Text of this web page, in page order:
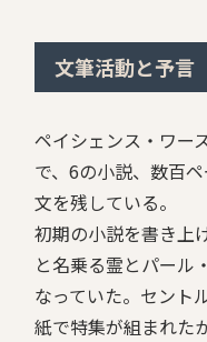
文筆活動と予言
ペイシェンス・ワー
で、6の小説、数百
文を残している。
初期の小説を書き上
と名乗る霊とパール
なっていた。セント
紙で特集が組まれた